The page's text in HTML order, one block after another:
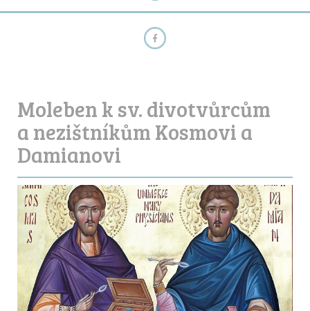
Moleben k sv. divotvůrcům
a nezištníkům Kosmovi a
Damianovi